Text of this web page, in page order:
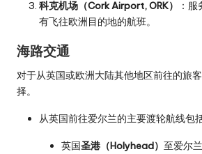
科克机场（Cork Airport, ORK）
：
有飞往欧洲目的地的航班。
海路交通
对于从英国或欧洲大陆其他地区前往的旅
择。
从英国前往爱尔兰的主要渡轮航线包
英国圣港（Holyhead） 至爱尔兰